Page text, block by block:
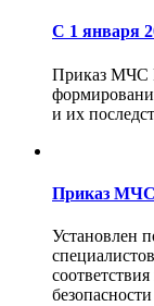
С 1 января
Приказ МЧС
и их
Приказ МЧС
Установлен
безопасности